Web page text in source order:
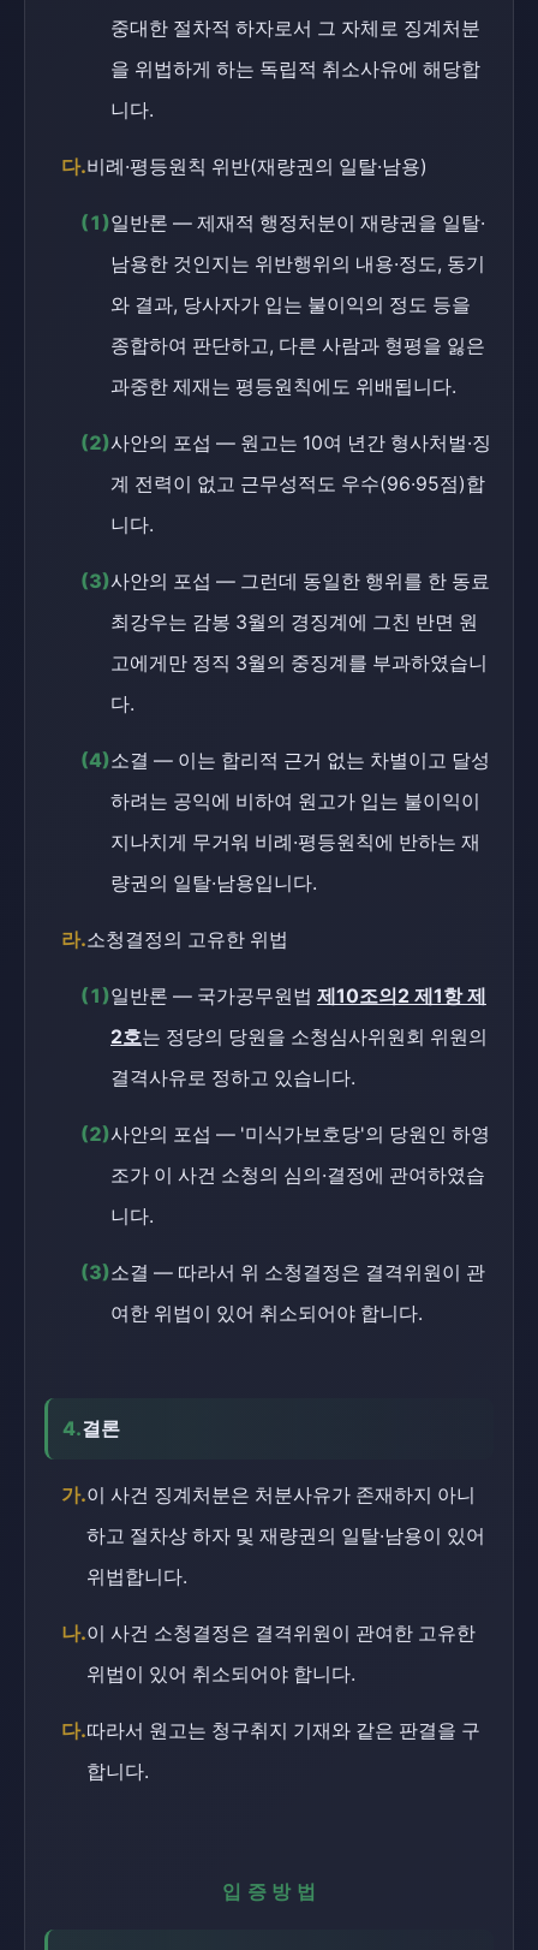
중대한 절차적 하자로서 그 자체로 징계처분
을 위법하게 하는 독립적 취소사유에 해당합
니다.
다.비례·평등원칙 위반(재량권의 일탈·남용)
(1)일반론 — 제재적 행정처분이 재량권을 일탈·
남용한 것인지는 위반행위의 내용·정도, 동기
와 결과, 당사자가 입는 불이익의 정도 등을
종합하여 판단하고, 다른 사람과 형평을 잃은
과중한 제재는 평등원칙에도 위배됩니다.
(2)사안의 포섭 — 원고는 10여 년간 형사처벌·징
계 전력이 없고 근무성적도 우수(96·95점)합
니다.
(3)사안의 포섭 — 그런데 동일한 행위를 한 동료
최강우는 감봉 3월의 경징계에 그친 반면 원
고에게만 정직 3월의 중징계를 부과하였습니
다.
(4)소결 — 이는 합리적 근거 없는 차별이고 달성
하려는 공익에 비하여 원고가 입는 불이익이
지나치게 무거워 비례·평등원칙에 반하는 재
량권의 일탈·남용입니다.
라.소청결정의 고유한 위법
(1)일반론 — 국가공무원법 제10조의2 제1항 제
2호는 정당의 당원을 소청심사위원회 위원의
결격사유로 정하고 있습니다.
(2)사안의 포섭 — '미식가보호당'의 당원인 하영
조가 이 사건 소청의 심의·결정에 관여하였습
니다.
(3)소결 — 따라서 위 소청결정은 결격위원이 관
여한 위법이 있어 취소되어야 합니다.
4.결론
가.이 사건 징계처분은 처분사유가 존재하지 아니
하고 절차상 하자 및 재량권의 일탈·남용이 있어
위법합니다.
나.이 사건 소청결정은 결격위원이 관여한 고유한
위법이 있어 취소되어야 합니다.
다.따라서 원고는 청구취지 기재와 같은 판결을 구
합니다.
입증방법